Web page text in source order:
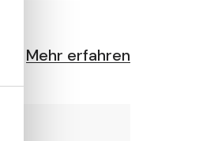
Mehr erfahren